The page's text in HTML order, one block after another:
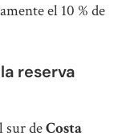
el 10 % de
reserva
sur deCosta